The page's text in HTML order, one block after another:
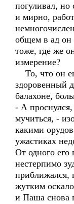
погуливал, но
и мирно,
общем в ад он
тоже, где же
измерение?
То, что он
здоровенный
балахоне,
- А проснулся,
мучиться, -
какими
ужастиках
От одного
нестерпимо
приближался,
жутким
и Паша снова